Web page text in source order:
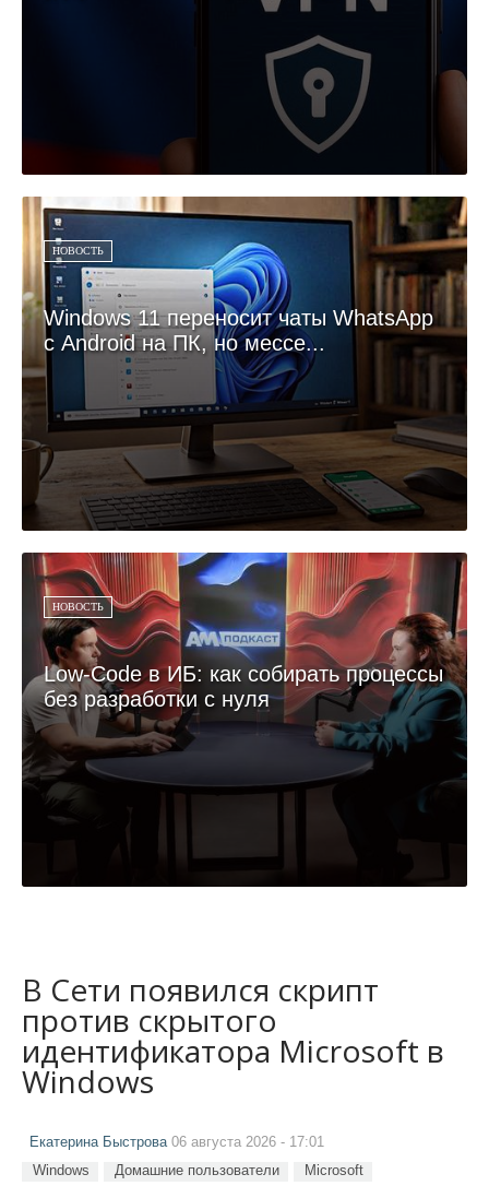
НОВОСТЬ
Windows 11 переносит чаты WhatsApp
с Android на ПК, но мессе...
НОВОСТЬ
Low-Code в ИБ: как собирать процессы
без разработки с нуля
В Сети появился скрипт
против скрытого
идентификатора Microsoft в
Windows
Екатерина Быстрова06 августа 2026 - 17:01
Windows Домашние пользователи Microsoft